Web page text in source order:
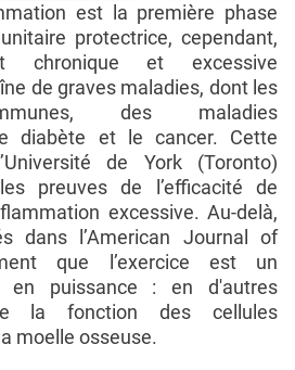
est la première phase
protectrice, cependant,
chronique et excessive
de graves maladies, dont les
des maladies
diabète et le cancer. Cette
de York (Toronto)
preuves de l’efficacité de
excessive. Au-delà,
dans l’American Journal of
que l’exercice est un
en puissance : en d'autres
la fonction des cellules
moelle osseuse.